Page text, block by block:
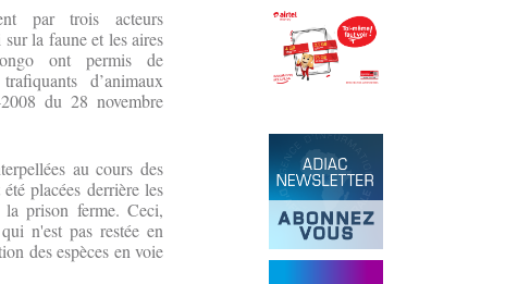
par trois acteurs
la faune et les aires
ont permis de
d’animaux
du 28 novembre
au cours des
placées derrière les
la prison ferme. Ceci,
n'est pas restée en
des espèces en voie